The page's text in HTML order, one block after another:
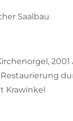
Saalbau
2001
Krawinkel